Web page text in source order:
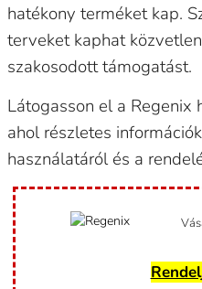
hatékony terméket kap.
terveket kaphat
szakosodott támogatást.
Látogasson el a
ahol részletes
használatáról és a